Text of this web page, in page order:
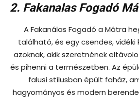
2. Fakanalas Fogadó
A Fakanálas Fogadó a Mátra
található, és egy csendes,
azoknak, akik szeretnének
és pihenni a természetben. Az
falusi stílusban épült faház,
hagyományos és modern